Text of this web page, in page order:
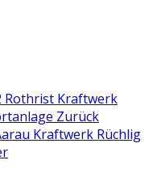
Rothrist Kraftwerk
Zurück
Kraftwerk Rüchlig